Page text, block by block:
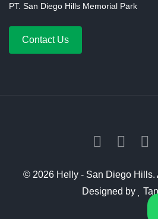
PT. San Diego Hills Memorial Park
Contact Us
© 2026 Helly - San Diego Hills.
Designed by